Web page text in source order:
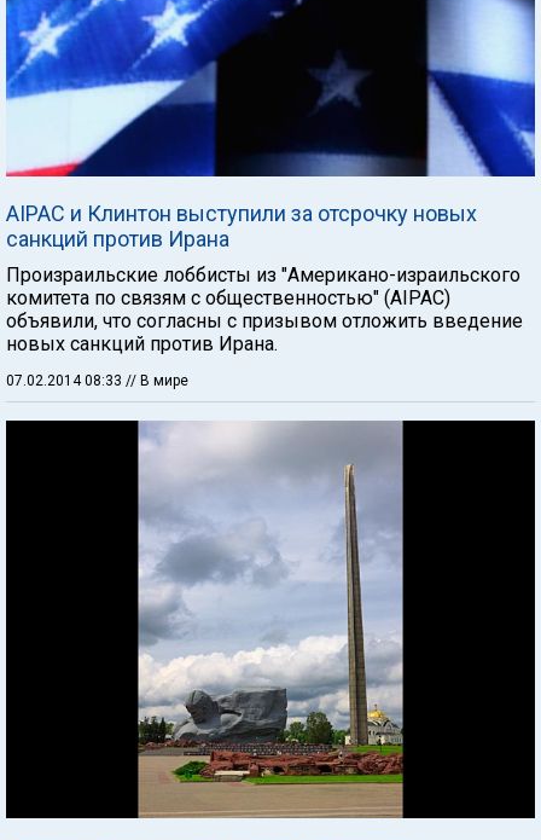
AIPAC и Клинтон выступили за отсрочку новых
санкций против Ирана
Произраильские лоббисты из "Американо-израильского
комитета по связям с общественностью" (AIPAC)
объявили, что согласны с призывом отложить введение
новых санкций против Ирана.
07.02.2014 08:33 // В мире